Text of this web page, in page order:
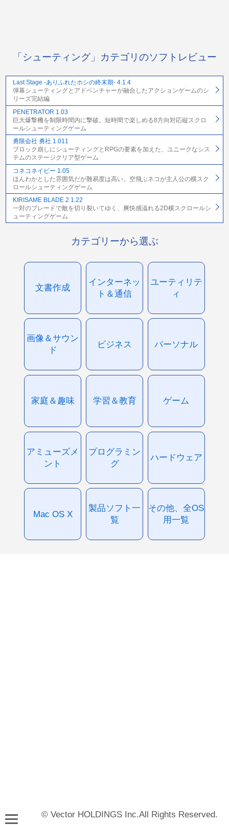
「シューティング」カテゴリのソフトレビュー
Last Stage -ありふれたホシの終末期- 4.1.4
弾幕シューティングとアドベンチャーが融合したアクションゲームのシ
リーズ完結編
PENETRATOR 1.03
巨大爆撃機を制限時間内に撃破。短時間で楽しめる8方向対応縦スクロ
ールシューティングゲーム
勇限会社 勇社 1.011
ブロック崩しにシューティングとRPGの要素を加えた、ユニークなシス
テムのステージクリア型ゲーム
コネコネイビー 1.05
ほんわかとした雰囲気だが難易度は高い。空飛ぶネコが主人公の横スク
ロールシューティングゲーム
KIRISAME BLADE 2 1.22
一対のブレードで敵を切り裂いてゆく、爽快感溢れる2D横スクロールシ
ューティングゲーム
カテゴリーから選ぶ
文書作成
インターネッ
ト＆通信
ユーティリテ
ィ
画像＆サウン
ド
ビジネス パーソナル
家庭＆趣味 学習＆教育 ゲーム
アミューズメ
ント
プログラミン
グ
ハードウェア
Mac OS X
製品ソフト一
覧
その他、全OS
用一覧
© Vector HOLDINGS Inc.All Rights Reserved.